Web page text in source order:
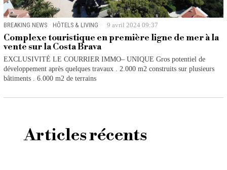
BREAKING NEWS · HÔTELS & LIVING 9 avril 2024 09:37
Complexe touristique en première ligne de mer à la
vente sur la Costa Brava
EXCLUSIVITÉ LE COURRIER IMMO– UNIQUE Gros potentiel de
développement après quelques travaux . 2.000 m2 construits sur plusieurs
bâtiments . 6.000 m2 de terrains
Articles récents